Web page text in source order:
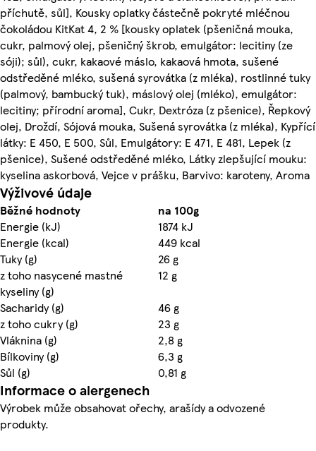
příchutě, sůl], Kousky oplatky částečně pokryté mléčnou
čokoládou KitKat 4, 2 % [kousky oplatek (pšeničná mouka,
cukr, palmový olej, pšeničný škrob, emulgátor: lecitiny (ze
sóji); sůl), cukr, kakaové máslo, kakaová hmota, sušené
odstředěné mléko, sušená syrovátka (z mléka), rostlinné tuky
(palmový, bambucký tuk), máslový olej (mléko), emulgátor:
lecitiny; přírodní aroma], Cukr, Dextróza (z pšenice), Řepkový
olej, Droždí, Sójová mouka, Sušená syrovátka (z mléka), Kypřící
látky: E 450, E 500, Sůl, Emulgátory: E 471, E 481, Lepek (z
pšenice), Sušené odstředěné mléko, Látky zlepšující mouku:
kyselina askorbová, Vejce v prášku, Barvivo: karoteny, Aroma
Výživové údaje
Běžné hodnoty
na 100g
Energie (kJ)
1874 kJ
Energie (kcal)
449 kcal
Tuky (g)
26 g
z toho nasycené mastné
kyseliny (g)
12 g
Sacharidy (g)
46 g
z toho cukry (g)
23 g
Vláknina (g)
2,8 g
Bílkoviny (g)
6,3 g
Sůl (g)
0,81 g
Informace o alergenech
Výrobek může obsahovat ořechy, arašídy a odvozené
produkty.